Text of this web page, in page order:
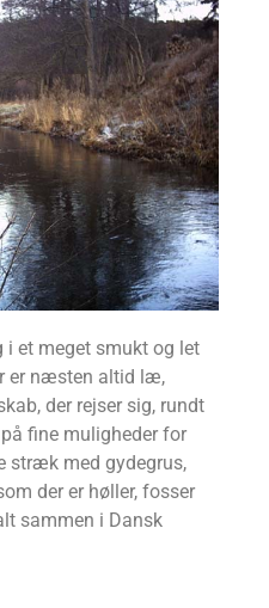
i et meget smukt og let
er næsten altid læ,
der rejser sig, rundt
fine muligheder for
stræk med gydegrus,
der er høller, fosser
sammen i Dansk